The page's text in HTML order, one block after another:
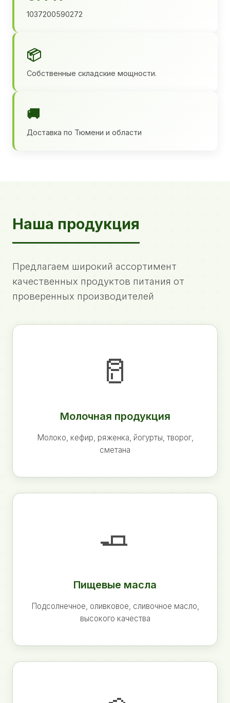
1037200590272
📦
Собственные складские мощности.
🚚
Доставка по Тюмени и области
Наша продукция
Предлагаем широкий ассортимент
качественных продуктов питания от
проверенных производителей
🥛
Молочная продукция
Молоко, кефир, ряженка, йогурты, творог,
сметана
🧈
Пищевые масла
Подсолнечное, оливковое, сливочное масло,
высокого качества